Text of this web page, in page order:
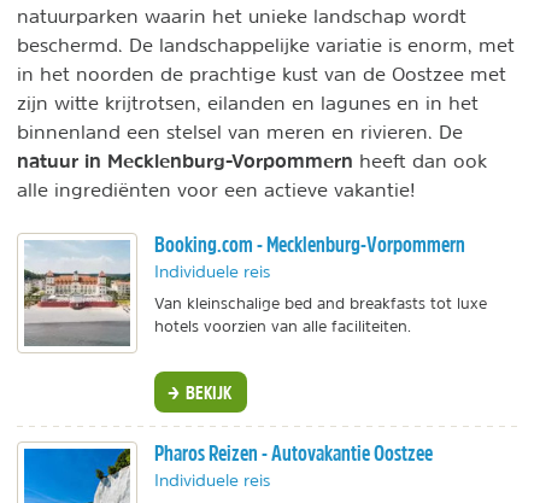
natuurparken waarin het unieke landschap wordt
beschermd. De landschappelijke variatie is enorm, met
in het noorden de prachtige kust van de Oostzee met
zijn witte krijtrotsen, eilanden en lagunes en in het
binnenland een stelsel van meren en rivieren. De
natuur in Mecklenburg-Vorpommern heeft dan ook
alle ingrediënten voor een actieve vakantie!
Booking.com - Mecklenburg-Vorpommern
Individuele reis
Van kleinschalige bed and breakfasts tot luxe
hotels voorzien van alle faciliteiten.
BEKIJK
Pharos Reizen - Autovakantie Oostzee
Individuele reis